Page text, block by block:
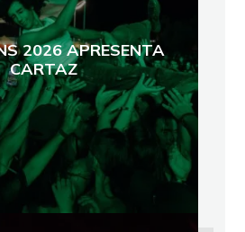
2026 APRESENTA
CARTAZ